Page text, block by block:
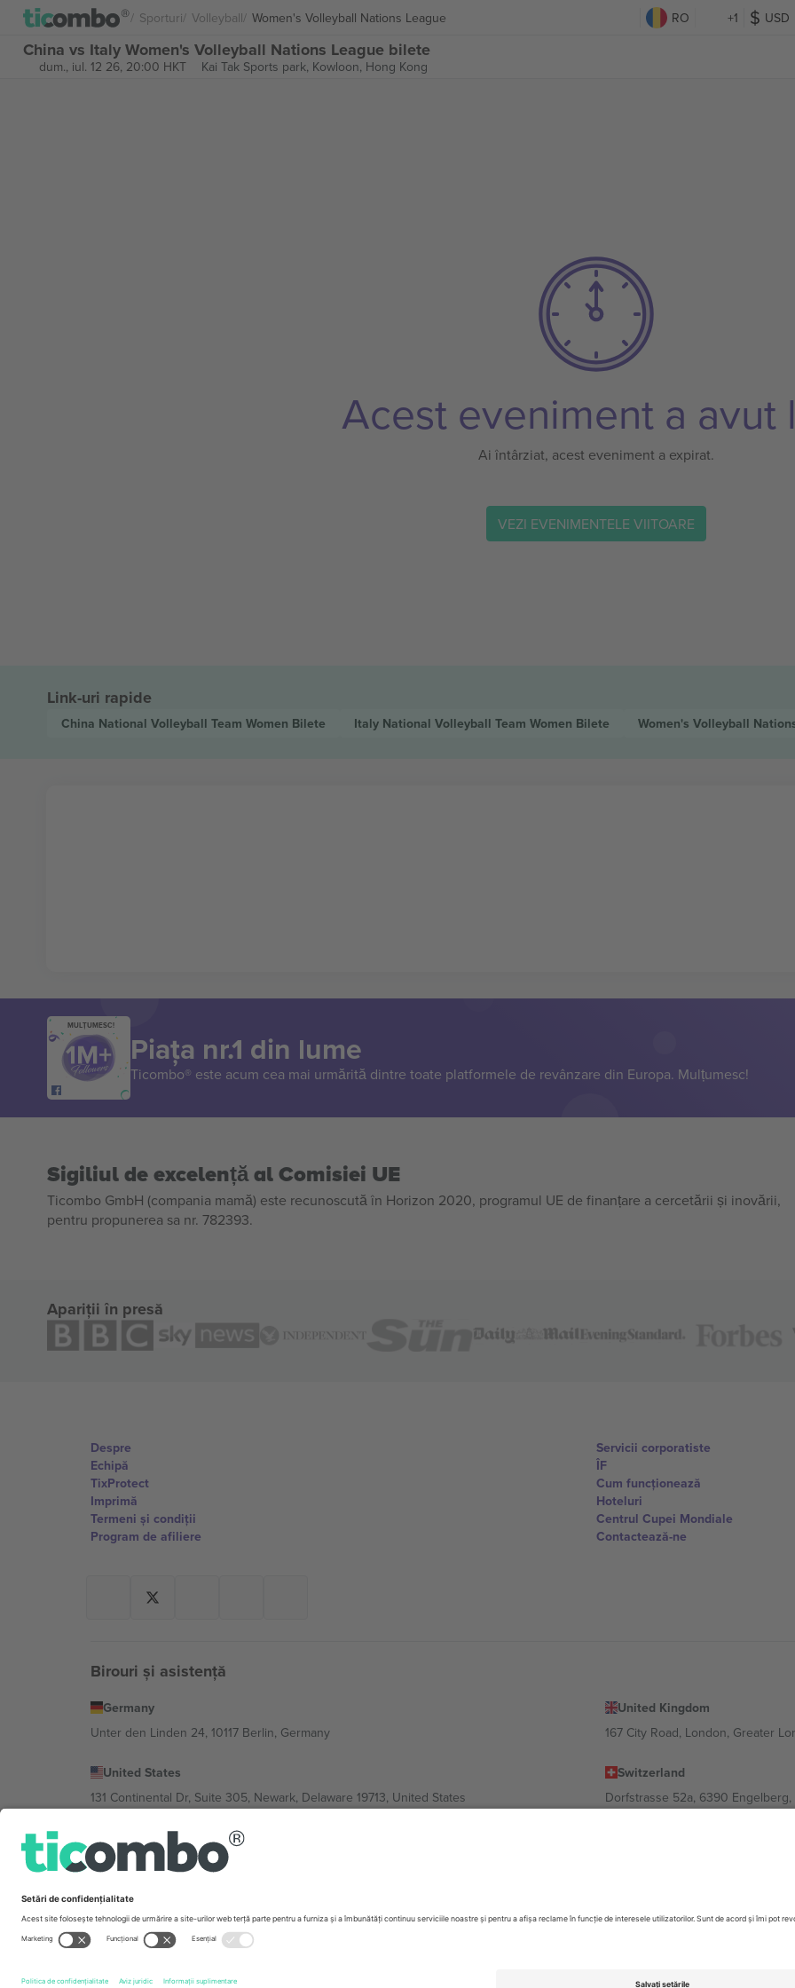
Sporturi Volleyball Women's Volleyball Nations League RO +1 USD
China vs Italy Women's Volleyball Nations League bilete
dum., iul. 12 26, 20:00 HKT Kai Tak Sports park, Kowloon, Hong Kong
Acest eveniment a avut
Ai întârziat, acest eveniment a expirat.
VEZI EVENIMENTELE VIITOARE
Link-uri rapide
China National Volleyball Team Women Bilete Italy National Volleyball Team Women Bilete Women's Volleyball
MULȚUMESC!
Piața nr.1 din lume
Ticombo® este acum cea mai urmărită dintre toate platformele de revânzare din Europa. Mulțumesc!
Sigiliul de excelență al Comisiei UE
Ticombo GmbH (compania mamă) este recunoscută în Horizon 2020, programul UE de finanțare a cercetării și inovării,
pentru propunerea sa nr. 782393.
Apariții în presă
Despre
Echipă
TixProtect
Imprimă
Termeni și condiții
Program de afiliere
Servicii corporatiste
ÎF
Cum funcționează
Hoteluri
Centrul Cupei Mondiale
Contactează-ne
Birouri și asistență
Germany
Unter den Linden 24, 10117 Berlin, Germany
United Kingdom
167 City Road, London, Greater
United States
131 Continental Dr, Suite 305, Newark, Delaware 19713, United States
Switzerland
Dorfstrasse 52a, 6390 Engelberg,
Bulgaria
Regus Sofia City West, bul Totleben 53-55, 1606 Sofia, Bulgaria
Mexico
Av Chapultepec 360, Roma Norte, Cuauhtémoc, 06700 Ciudad de México, CDMX, Mexico
ImprimășiTermeni.© 2026 Ticombo. Toate drepturile rezervate.